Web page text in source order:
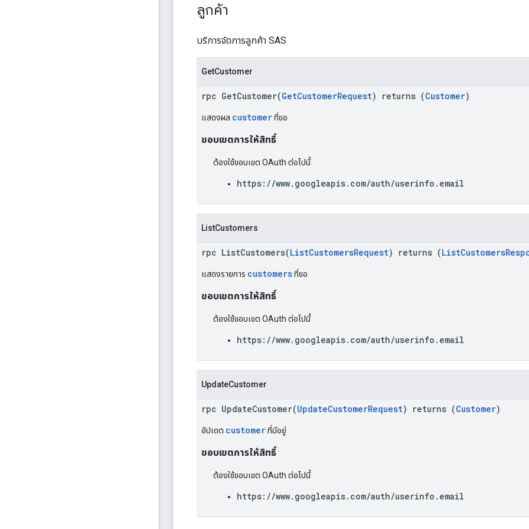
ลูกค้า
บริการจัดการลูกค้า SAS
GetCustomer
rpc GetCustomer(GetCustomerRequest) returns (Customer)
แสดงผล customerที่ขอ
ขอบเขตการให้สิทธิ์
ต้องใช้ขอบเขต OAuth ต่อไปนี้
https://www.googleapis.com/auth/userinfo.email
ListCustomers
rpc ListCustomers(ListCustomersRequest) returns (
แสดงรายการ customersที่ขอ
ขอบเขตการให้สิทธิ์
ต้องใช้ขอบเขต OAuth ต่อไปนี้
https://www.googleapis.com/auth/userinfo.email
UpdateCustomer
rpc UpdateCustomer(UpdateCustomerRequest) returns (Customer)
อัปเดต customerที่มีอยู่
ขอบเขตการให้สิทธิ์
ต้องใช้ขอบเขต OAuth ต่อไปนี้
https://www.googleapis.com/auth/userinfo.email